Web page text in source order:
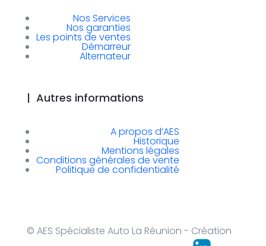
Nos Services
Nos garanties
Les points de ventes
Démarreur
Alternateur
| Autres informations
A propos d’AES
Historique
Mentions légales
Conditions générales de vente
Politique de confidentialité
© AES Spécialiste Auto La Réunion - Création